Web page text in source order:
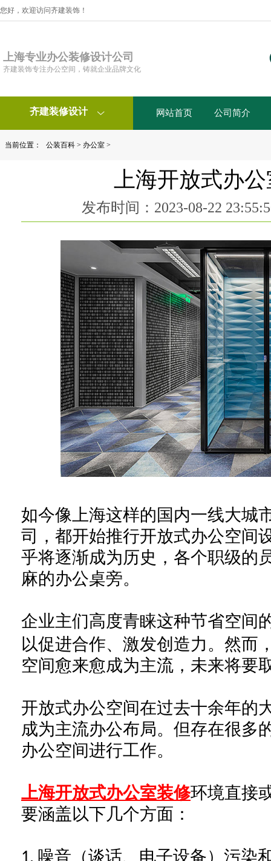
您好，欢迎访问齐建装饰！
上海专业办公装修设计公司
齐建装饰专注办公空间，铸就企业品牌文化
齐建装修设计  网站首页 公司简介
当前位置： 公装百科 > 办公室 >
上海开放式办
发布时间：2023-08-22
如今像上海这样的国内一线大城
司，都开始推行开放式办公空间
乎将逐渐成为历史，各个职级的
麻的办公桌旁。
企业主们高度青睐这种节省空间
以促进合作、激发创造力。然而
空间愈来愈成为主流，未来将要
开放式办公空间在过去十余年的
成为主流办公布局。 但存在很多
办公空间进行工作。
上海开放式办公室装修环境直接
要涵盖以下几个方面：
噪音（谈话、电子设备）污染